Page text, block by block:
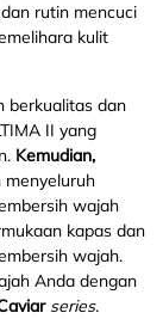
rutin mencuci
kulit
berkualitas dan
II yang
Kemudian,
menyeluruh
wajah
kapas dan
wajah.
Anda dengan
series.